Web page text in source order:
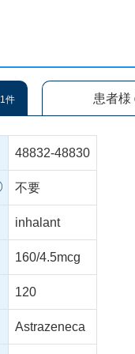
1件 患者様
48832-48830
不要
inhalant
160/4.5mcg
120
Astrazeneca